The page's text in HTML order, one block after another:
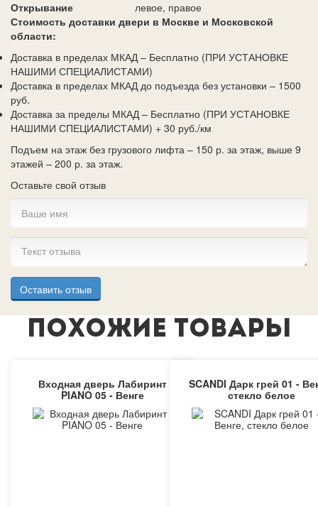
Открывание
левое, правое
Стоимость доставки двери в Москве и Московской
области:
Доставка в пределах МКАД – Бесплатно (ПРИ УСТАНОВКЕ
НАШИМИ СПЕЦИАЛИСТАМИ)
Доставка в пределах МКАД до подъезда без установки – 1500
руб.
Доставка за пределы МКАД – Бесплатно (ПРИ УСТАНОВКЕ
НАШИМИ СПЕЦИАЛИСТАМИ) + 30 руб./км
Подъем на этаж без грузового лифта – 150 р. за этаж, выше 9
этажей – 200 р. за этаж.
Оставьте свой отзыв
Оставить отзыв
ПОХОЖИЕ ТОВАРЫ
Входная дверь Лабиринт
PIANO 05 - Венге
SCANDI Дарк грей 01 -
стекло белое